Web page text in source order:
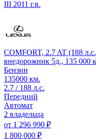
III 2011 г.в.
COMFORT, 2.7 AT (188
внедорожник 5д., 135 000
Бензин
135000 км.
2.7 / 188 л.с.
Передний
Автомат
2 владельца
от 1 296 990 ₽
1 800 000 ₽